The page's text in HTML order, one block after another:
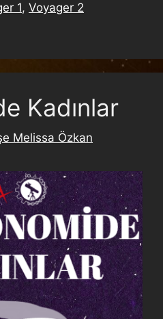
1, Voyager 2
Kadınlar
Melissa Özkan